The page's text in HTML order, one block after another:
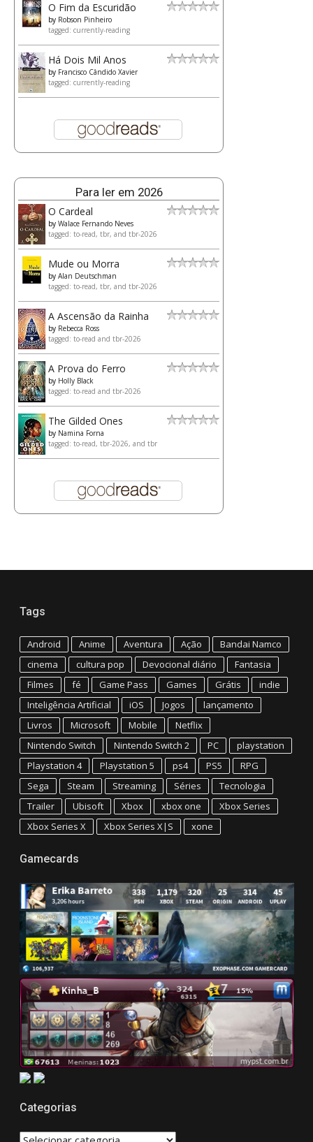
O Fim da Escuridão
by Robson Pinheiro
tagged: currently-reading
Há Dois Mil Anos
by Francisco Cândido Xavier
tagged: currently-reading
Para ler em 2026
O Cardeal
by Walace Fernando Neves
tagged: to-read, tbr, and tbr-2026
Mude ou Morra
by Alan Deutschman
tagged: to-read, tbr, and tbr-2026
A Ascensão da Rainha
by Rebecca Ross
tagged: to-read and tbr-2026
A Prova do Ferro
by Holly Black
tagged: to-read and tbr-2026
The Gilded Ones
by Namina Forna
tagged: to-read, tbr-2026, and tbr
Tags
Android Anime Aventura Ação
Bandai Namco
cinema
cultura pop Devocional diário
Fantasia
Filmes
fé Game Pass Games Grátis
indie
Inteligência Artificial
iOS Jogos
lançamento
Livros
Microsoft Mobile
Netflix
Nintendo Switch
Nintendo Switch 2 PC
playstation
Playstation 4
Playstation 5 ps4 PS5
RPG
Sega
Steam Streaming Séries
Tecnologia
Trailer
Ubisoft Xbox xbox one
Xbox Series
Xbox Series X
Xbox Series X|S xone
Gamecards
Categorias
CATEGORIAS